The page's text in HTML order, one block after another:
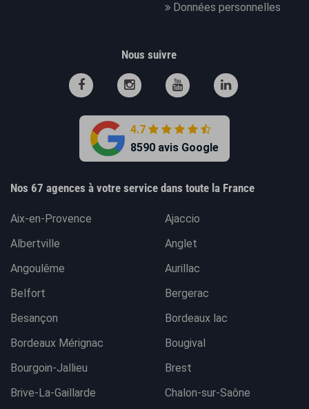
Données personnelles
Nous suivre
4.7
8590 avis Google
Nos 67 agences à votre service dans toute la France
Aix-en-Provence
Ajaccio
Albertville
Anglet
Angoulême
Aurillac
Belfort
Bergerac
Besançon
Bordeaux lac
Bordeaux Mérignac
Bougival
Bourgoin-Jallieu
Brest
Brive-La-Gaillarde
Chalon-sur-Saône